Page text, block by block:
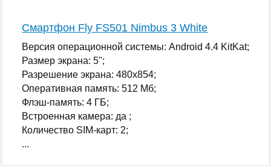
Смартфон Fly FS501 Nimbus 3 White
Версия операционной системы: Android 4.4 KitKat;
Размер экрана: 5";
Разрешение экрана: 480x854;
Оперативная память: 512 Мб;
Флэш-память: 4 ГБ;
Встроенная камера: да ;
Количество SIM-карт: 2;
...